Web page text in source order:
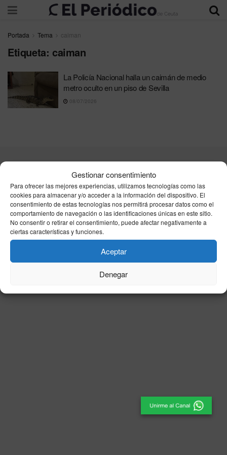
Gestionar consentimiento
Para ofrecer las mejores experiencias, utilizamos tecnologías como las
cookies para almacenar y/o acceder a la información del dispositivo. El
consentimiento de estas tecnologías nos permitirá procesar datos como el
comportamiento de navegación o las identificaciones únicas en este sitio.
No consentir o retirar el consentimiento, puede afectar negativamente a
ciertas características y funciones.
Aceptar
Denegar
Portada Tema caiman
Etiqueta: caiman
La Policía Nacional halla un caimán de medio
metro oculto en un piso de Sevilla
08/07/2026
Publicidad Aviso Legal
Política de privacidad
Política de cookies
Unpu Group Solutions SL
El Periódico de Ceuta - Medio de Comunicación